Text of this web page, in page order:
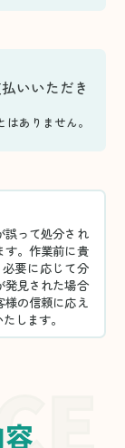
いいただき
ありません。
誤って処分され
す。作業前に貴
要に応じて分
発見された場合
様の信頼に応え
します。